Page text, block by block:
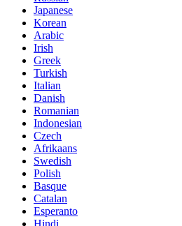
Japanese
Korean
Arabic
Irish
Greek
Turkish
Italian
Danish
Romanian
Indonesian
Czech
Afrikaans
Swedish
Polish
Basque
Catalan
Esperanto